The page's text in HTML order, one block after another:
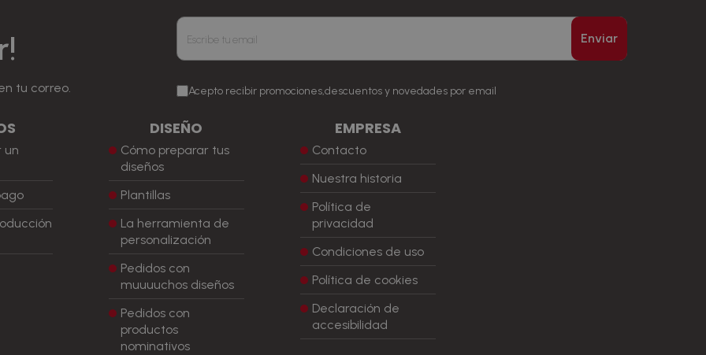
tu correo.
Enviar
Acepto recibir promociones,descuentos y novedades por email
un
DISEÑO
Cómo preparar tus
diseños
Plantillas
La herramienta de
personalización
Pedidos con
muuuuchos diseños
Pedidos con
productos
nominativos
EMPRESA
Contacto
Nuestra historia
Política de
privacidad
Condiciones de uso
Política de cookies
Declaración de
accesibilidad